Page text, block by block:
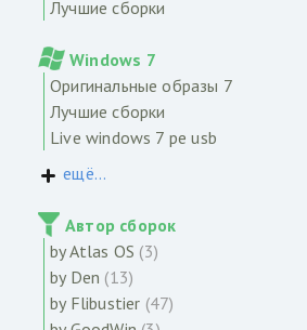
Лучшие сборки
Windows 7
Оригинальные образы 7
Лучшие сборки
Live windows 7 pe usb
ещё...
Автор сборок
by Atlas OS (3)
by Den (13)
by Flibustier (47)